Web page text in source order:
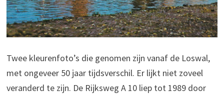
Twee kleurenfoto’s die genomen zijn vanaf de Loswal,
met ongeveer 50 jaar tijdsverschil. Er lijkt niet zoveel
veranderd te zijn. De Rijksweg A 10 liep tot 1989 door